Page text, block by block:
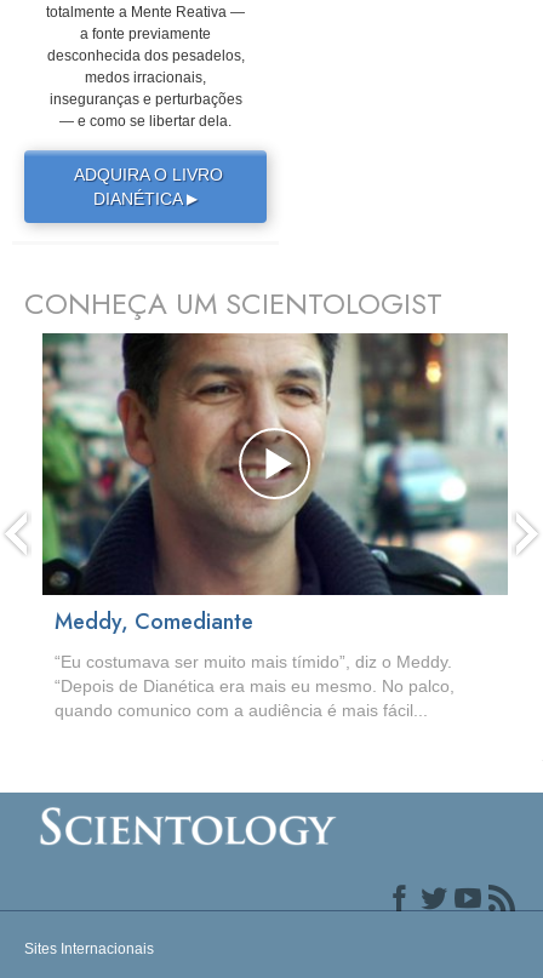
totalmente a Mente Reativa —
a fonte previamente
desconhecida dos pesadelos,
medos irracionais,
inseguranças e perturbações
— e como se libertar dela.
ADQUIRA O LIVRO
DIANÉTICA▶
CONHEÇA UM SCIENTOLOGIST
Meddy, Comediante
“Eu costumava ser muito mais tímido”, diz o Meddy.
“Depois de Dianética era mais eu mesmo. No palco,
quando comunico com a audiência é mais fácil...
prev
Sites Internacionais